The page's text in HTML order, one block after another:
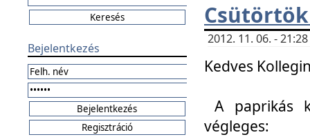
Bejelentkezés
2012. 11. 06. -
Kedves
A paprikás
végleges: